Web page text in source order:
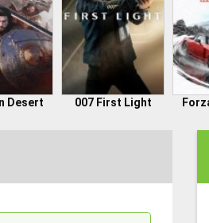
Desert 007 First Light